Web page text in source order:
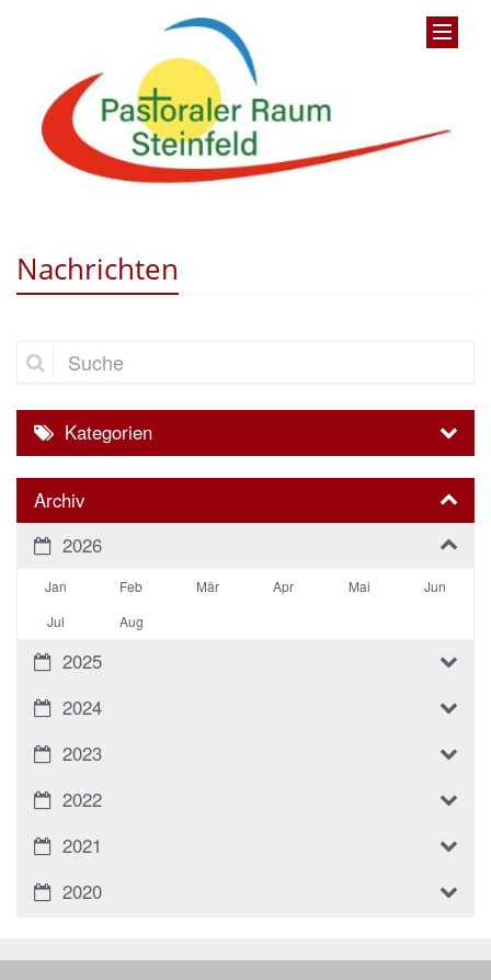
Nachrichten
Suche
Kategorien
Archiv
2026
Jan Feb Mär Apr Mai
Jun
Jul
Aug
2025
2024
2023
2022
2021
2020